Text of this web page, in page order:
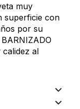
muy
superficie con
por su
calidez al